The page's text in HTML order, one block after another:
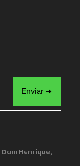
Henrique,